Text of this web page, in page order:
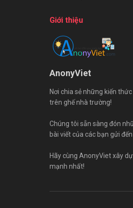
Giới thiệu
AnonyViet
Nơi chia sẻ những kiến
trên ghế nhà trường!
Chúng tôi sẵn sàng đón
bài viết của các bạn gửi
Hãy cùng AnonyViet xây
mạnh nhất!